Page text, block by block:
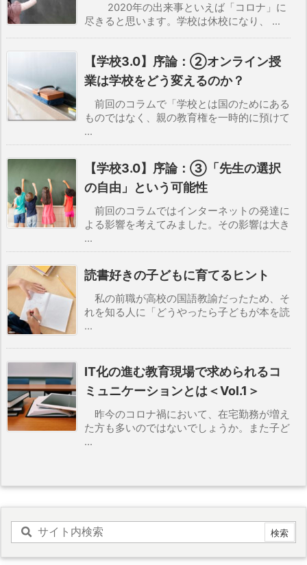
2020年の出来事といえば「コロナ」に
尽きると思います。学校は休校になり、 ...
【学校3.0】序論：②オンライン授
業は学校をどう変えるのか？
前回のコラムで「学校とは国のためにある
ものではなく、親の教育権を一時的に預けて
...
【学校3.0】序論：③「先生の選択
の自由」という可能性
前回のコラムではインターネットの発達に
よる影響を考えてみました。その影響は大き
...
読書好きの子どもに育てるヒント
私の前職が高校の国語教諭だったため、そ
れを知る人に「どうやったら子どもが本を読
...
IT化の進む教育現場で求められるコ
ミュニケーションとは＜Vol.1＞
昨今のコロナ禍において、在宅勤務が増え
た方も多いのではないでしょうか。また子ど
...